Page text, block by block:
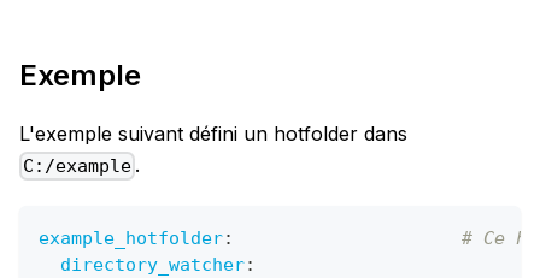
Exemple
L'exemple suivant défini un hotfolder dans
C:/example .
example_hotfolder:
# Ce
directory_watcher: